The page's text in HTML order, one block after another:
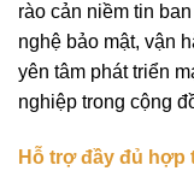
rào cản niềm tin
nghệ bảo mật, vận
yên tâm phát triển
nghiệp trong cộng
Hỗ trợ đầy đủ hợp